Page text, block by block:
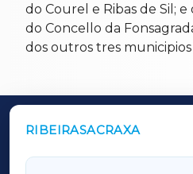
do Courel e Ribas de Sil; e
do Concello da
dos outros tres
RIBEIRASACRAXA
OUTROS